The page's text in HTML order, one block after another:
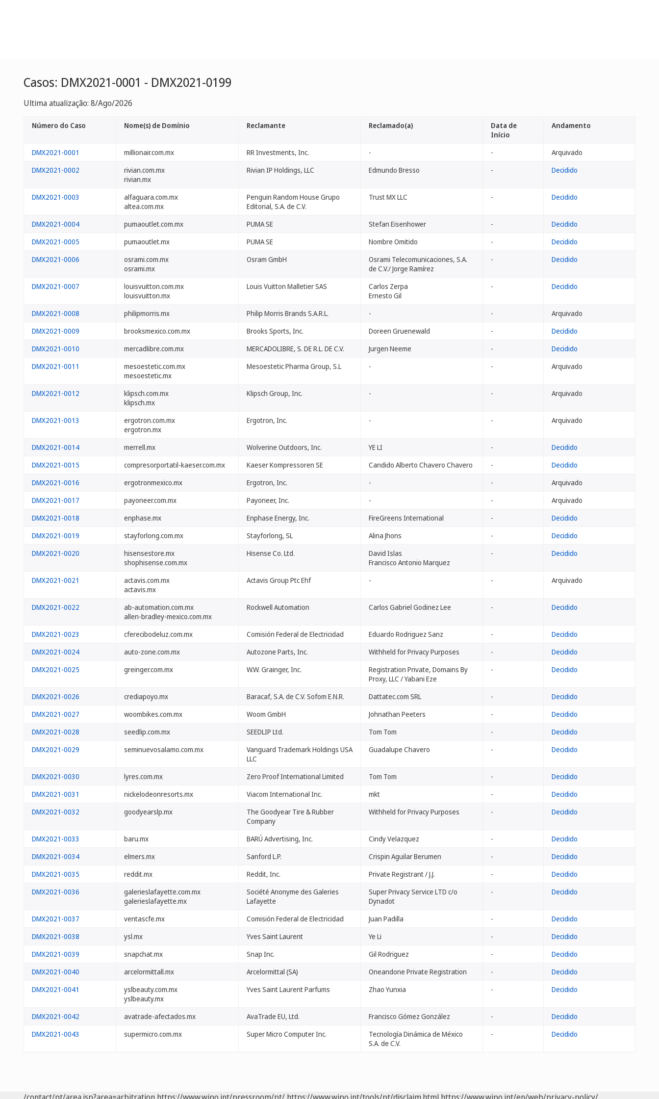
Casos: DMX2021-0001 - DMX2021-0199
Ultima atualização: 8/Ago/2026
Número do Caso Nome(s) de Domínio Reclamante Reclamado(a)
Data de
Início
Andamento
DMX2021-0001 millionair.com.mx RR Investments, Inc. - -
Arquivado
DMX2021-0002
rivian.com.mx
rivian.mx
Rivian IP Holdings, LLC Edmundo Bresso - Decidido
DMX2021-0003
alfaguara.com.mx
altea.com.mx
Penguin Random House Grupo
Editorial, S.A. de C.V.
Trust MX LLC - Decidido
DMX2021-0004 pumaoutlet.com.mx PUMA SE Stefan Eisenhower -
Decidido
DMX2021-0005
pumaoutlet.mx PUMA SE Nombre Omitido -
Decidido
DMX2021-0006
osrami.com.mx
osrami.mx
Osram GmbH
Osrami Telecomunicaciones, S.A.
de C.V./ Jorge Ramírez
- Decidido
DMX2021-0007
louisvuitton.com.mx
louisvuitton.mx
Louis Vuitton Malletier SAS
Carlos Zerpa
Ernesto Gil
- Decidido
DMX2021-0008 philipmorris.mx Philip Morris Brands S.A.R.L. - -
Arquivado
DMX2021-0009
brooksmexico.com.mx Brooks Sports, Inc. Doreen Gruenewald -
Decidido
DMX2021-0010
mercadlibre.com.mx MERCADOLIBRE, S. DE R.L. DE C.V. Jurgen Neeme -
Decidido
DMX2021-0011
mesoestetic.com.mx
mesoestetic.mx
Mesoestetic Pharma Group, S.L - - Arquivado
DMX2021-0012
klipsch.com.mx
klipsch.mx
Klipsch Group, Inc. - - Arquivado
DMX2021-0013
ergotron.com.mx
ergotron.mx
Ergotron, Inc. - - Arquivado
DMX2021-0014 merrell.mx Wolverine Outdoors, Inc. YE LI -
Decidido
DMX2021-0015
compresorportatil-kaeser.com.mx Kaeser Kompressoren SE Candido Alberto Chavero Chavero -
Decidido
DMX2021-0016
ergotronmexico.mx Ergotron, Inc. - -
Arquivado
DMX2021-0017
payoneer.com.mx Payoneer, Inc. - -
Arquivado
DMX2021-0018
enphase.mx Enphase Energy, Inc. FireGreens International -
Decidido
DMX2021-0019
stayforlong.com.mx Stayforlong, SL Alina Jhons -
Decidido
DMX2021-0020
hisensestore.mx
shophisense.com.mx
Hisense Co. Ltd.
David Islas
Francisco Antonio Marquez
- Decidido
DMX2021-0021
actavis.com.mx
actavis.mx
Actavis Group Ptc Ehf - - Arquivado
DMX2021-0022
ab-automation.com.mx
allen-bradley-mexico.com.mx
Rockwell Automation Carlos Gabriel Godinez Lee - Decidido
DMX2021-0023 cferecibodeluz.com.mx Comisión Federal de Electricidad Eduardo Rodriguez Sanz -
Decidido
DMX2021-0024
auto-zone.com.mx Autozone Parts, Inc. Withheld for Privacy Purposes -
Decidido
DMX2021-0025
greinger.com.mx W.W. Grainger, Inc.
Registration Private, Domains By
Proxy, LLC / Yabani Eze
- Decidido
DMX2021-0026 crediapoyo.mx Baracaf, S.A. de C.V. Sofom E.N.R. Dattatec.com SRL -
Decidido
DMX2021-0027
woombikes.com.mx Woom GmbH Johnathan Peeters -
Decidido
DMX2021-0028
seedlip.com.mx SEEDLIP Ltd. Tom Tom -
Decidido
DMX2021-0029
seminuevosalamo.com.mx
Vanguard Trademark Holdings USA
LLC
Guadalupe Chavero - Decidido
DMX2021-0030 lyres.com.mx Zero Proof International Limited Tom Tom -
Decidido
DMX2021-0031
nickelodeonresorts.mx Viacom International Inc. mkt -
Decidido
DMX2021-0032
goodyearslp.mx
The Goodyear Tire & Rubber
Company
Withheld for Privacy Purposes - Decidido
DMX2021-0033 baru.mx BARÚ Advertising, Inc. Cindy Velazquez -
Decidido
DMX2021-0034
elmers.mx Sanford L.P. Crispin Aguilar Berumen -
Decidido
DMX2021-0035
reddit.mx Reddit, Inc. Private Registrant / J.J. -
Decidido
DMX2021-0036
galerieslafayette.com.mx
galerieslafayette.mx
Société Anonyme des Galeries
Lafayette
Super Privacy Service LTD c/o
Dynadot
- Decidido
DMX2021-0037 ventascfe.mx Comisión Federal de Electricidad Juan Padilla -
Decidido
DMX2021-0038
ysl.mx Yves Saint Laurent Ye Li -
Decidido
DMX2021-0039
snapchat.mx Snap Inc. Gil Rodriguez -
Decidido
DMX2021-0040
arcelormittall.mx Arcelormittal (SA) Oneandone Private Registration -
Decidido
DMX2021-0041
yslbeauty.com.mx
yslbeauty.mx
Yves Saint Laurent Parfums Zhao Yunxia - Decidido
DMX2021-0042 avatrade-afectados.mx AvaTrade EU, Ltd. Francisco Gómez González -
Decidido
DMX2021-0043
supermicro.com.mx Super Micro Computer Inc.
Tecnología Dinámica de México
S.A. de C.V.
- Decidido